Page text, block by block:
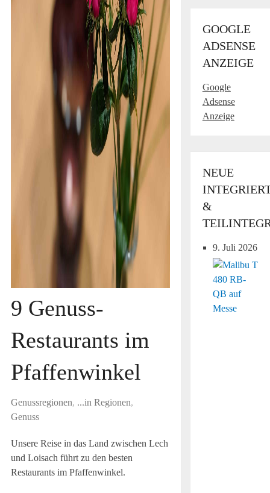
9 Genuss-
Restaurants im
Pfaffenwinkel
Genussregionen, ...in Regionen,
Genuss
Unsere Reise in das Land zwischen Lech
und Loisach führt zu den besten
Restaurants im Pfaffenwinkel.
GOOGLE
ADSENSE
ANZEIGE
Google
Adsense
Anzeige
NEUE
&
9. Juli 2026